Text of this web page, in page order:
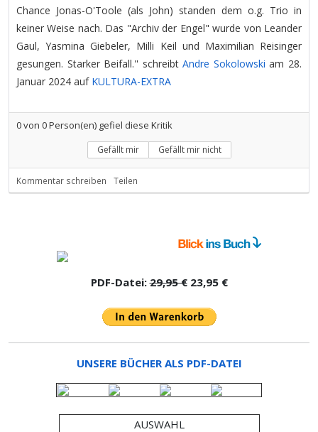
Chance Jonas-O'Toole (als John) standen dem o.g. Trio in
keiner Weise nach. Das "Archiv der Engel" wurde von Leander
Gaul, Yasmina Giebeler, Milli Keil und Maximilian Reisinger
gesungen. Starker Beifall.'' schreibtAndre Sokolowski am 28.
Januar 2024 auf KULTURA-EXTRA
0von 0Person(en) gefiel diese Kritik
Gefällt mir Gefällt mir nicht
Kommentar schreiben Teilen
PDF-Datei:29,95 €23,95 €
UNSERE BÜCHER ALS PDF-DATEI
AUSWAHL